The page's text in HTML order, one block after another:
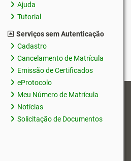
Ajuda
Tutorial
Serviços sem Autenticação
Cadastro
Cancelamento de Matrícula
Emissão de Certificados
eProtocolo
Meu Número de Matrícula
Notícias
Solicitação de Documentos